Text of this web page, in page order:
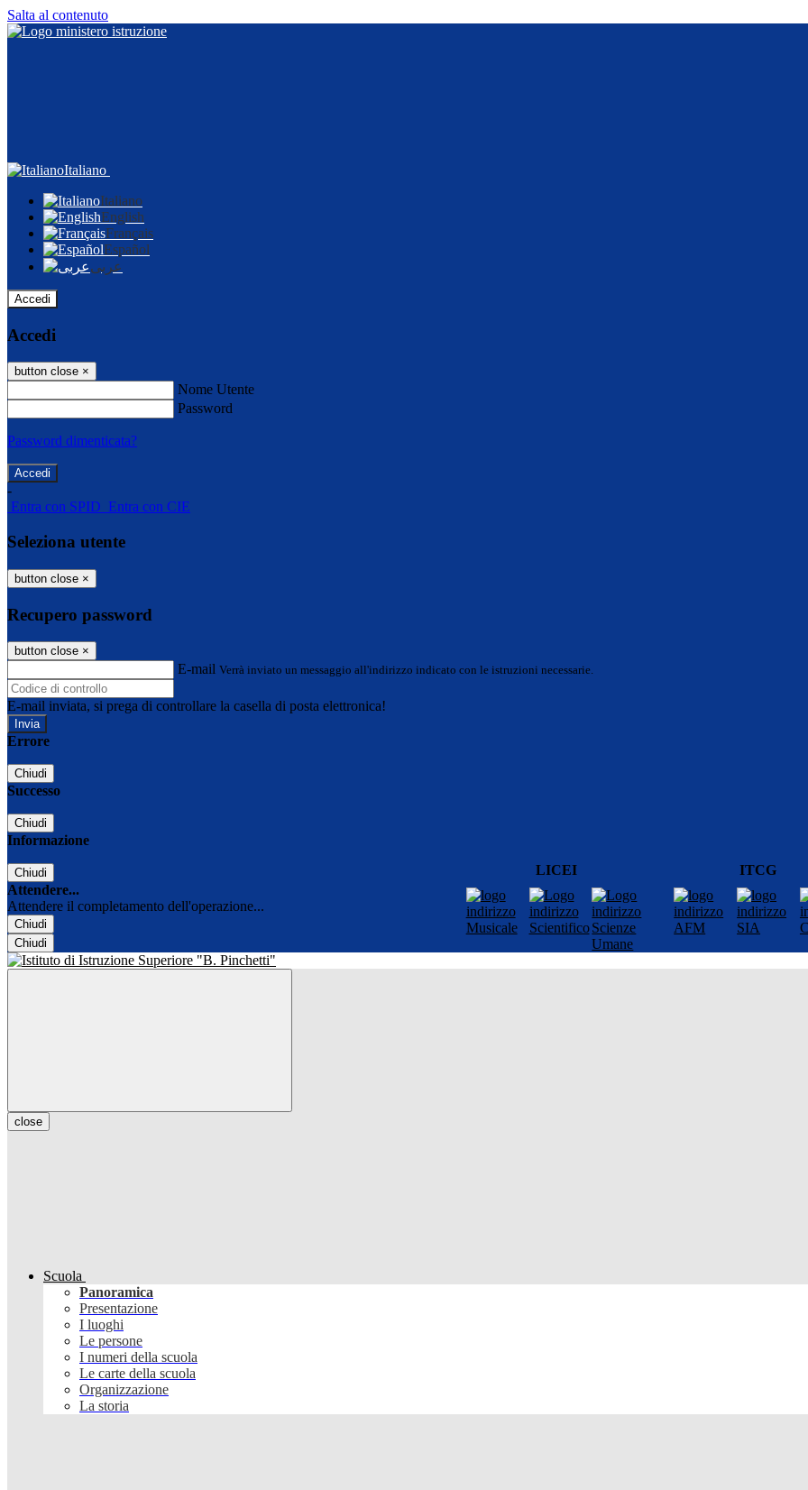
Salta al contenuto
Italiano
Italiano
English
Français
Español
عربى
Accedi
Accedi
button close ×
Nome Utente
Password
Password dimenticata?
-
Entra con SPID Entra con CIE
Seleziona utente
button close ×
Recupero password
button close ×
E-mail Verrà inviato un messaggio all'indirizzo indicato con le istruzioni necessarie.
E-mail inviata, si prega di controllare la casella di posta elettronica!
Errore
Chiudi
Successo
Chiudi
Informazione
Chiudi
Attendere...
Attendere il completamento dell'operazione...
Chiudi
Chiudi
LICEI ITCG
close
Scuola
Panoramica
Presentazione
I luoghi
Le persone
I numeri della scuola
Le carte della scuola
Organizzazione
La storia